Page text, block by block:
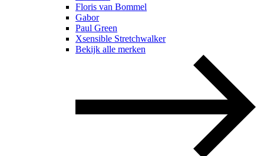
Floris van Bommel
Gabor
Paul Green
Xsensible Stretchwalker
Bekijk alle merken